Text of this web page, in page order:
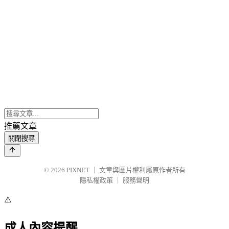
推薦文章
關閉搜尋
© 2026 PIXNET
文章與圖片權利屬原作者所有
隱私權政策
服務聲明
⚠️